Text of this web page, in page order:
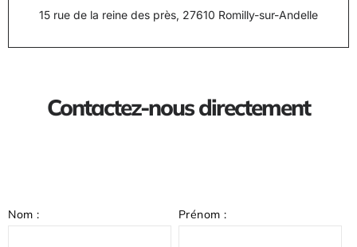
15 rue de la reine des près, 27610 Romilly-sur-Andelle
Contactez-nous directement
Nom : Prénom :